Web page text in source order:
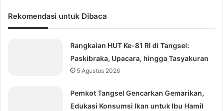
Rekomendasi untuk Dibaca
Rangkaian HUT Ke-81 RI di Tangsel:
Paskibraka, Upacara, hingga Tasyakuran
5 Agustus 2026
Pemkot Tangsel Gencarkan Gemarikan,
Edukasi Konsumsi Ikan untuk Ibu Hamil